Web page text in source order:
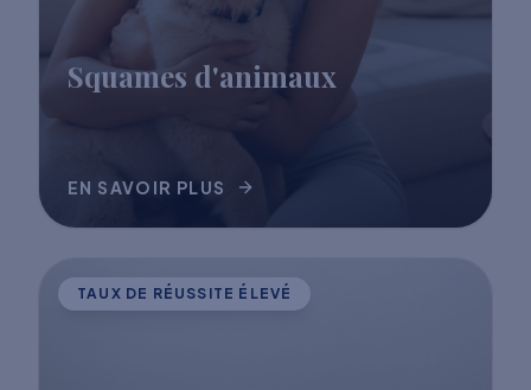
Squames d'animaux
EN SAVOIR PLUS
TAUX DE RÉUSSITE ÉLEVÉ